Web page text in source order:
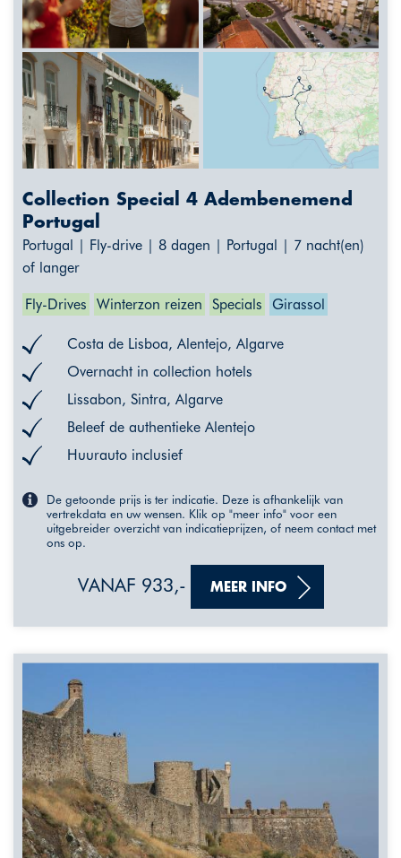
Collection Special 4 Adembenemend
Portugal
Portugal | Fly-drive | 8 dagen | Portugal | 7 nacht(en)
of langer
Fly-Drives Winterzon reizen Specials Girassol
Costa de Lisboa, Alentejo, Algarve
Overnacht in collection hotels
Lissabon, Sintra, Algarve
Beleef de authentieke Alentejo
Huurauto inclusief
De getoonde prijs is ter indicatie. Deze is afhankelijk van
vertrekdata en uw wensen. Klik op "meer info" voor een
uitgebreider overzicht van indicatieprijzen, of neem contact met
ons op.
VANAF 933,- MEER INFO